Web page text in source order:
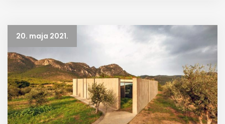
20. maja 2021.